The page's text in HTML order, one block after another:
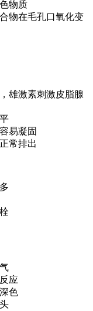
物质
物在毛孔口氧化变
雄激素刺激皮脂腺
易凝固
常排出
应
色